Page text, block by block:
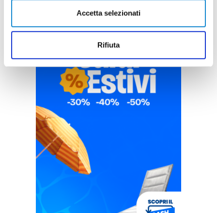
Accetta selezionati
Rifiuta